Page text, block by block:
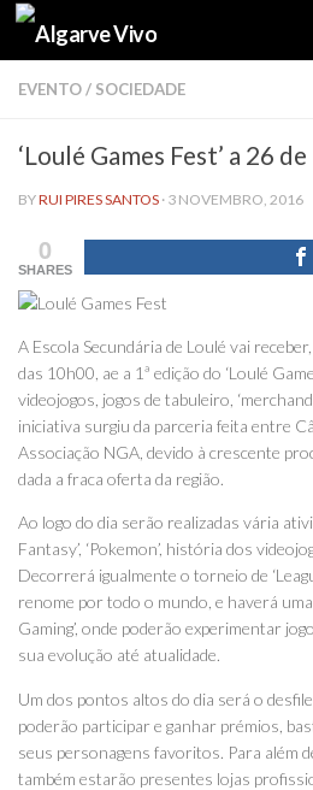
Skip to content
EVENTO/ SOCIEDADE
‘Loulé Games Fest’ a 26
BYRUI PIRES SANTOS · 3 NOVEMBRO, 2016
0
SHARES
A Escola Secundária de Loulé vai
das 10h00, ae a 1ª edição do ‘Loulé
videojogos, jogos de tabuleiro,
iniciativa surgiu da parceria feita entre
Associação NGA, devido à crescente
dada a fraca oferta da região.
Ao logo do dia serão realizadas vária
Fantasy’, ‘Pokemon’, história dos
Decorrerá igualmente o torneio de
renome por todo o mundo, e haverá uma
Gaming’, onde poderão experimentar
sua evolução até atualidade.
Um dos pontos altos do dia será o desfile
poderão participar e ganhar prémios,
seus personagens favoritos. Para além
também estarão presentes lojas